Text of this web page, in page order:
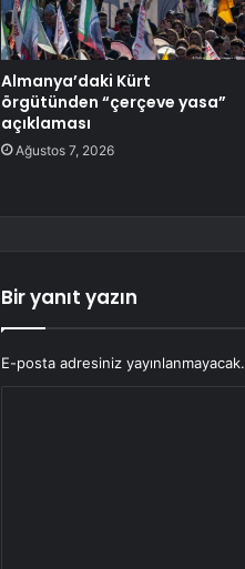
Almanya’daki Kürt
örgütünden “çerçeve yasa”
açıklaması
Ağustos 7, 2026
Bir yanıt yazın
E-posta adresiniz yayınlanmayacak.